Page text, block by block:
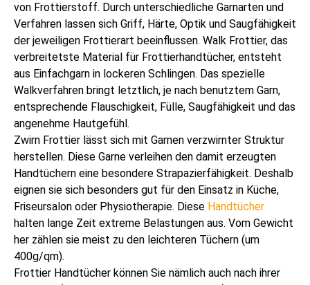
von Frottierstoff. Durch unterschiedliche Garnarten und
Verfahren lassen sich Griff, Härte, Optik und Saugfähigkeit
der jeweiligen Frottierart beeinflussen. Walk Frottier, das
verbreitetste Material für Frottierhandtücher, entsteht
aus Einfachgarn in lockeren Schlingen. Das spezielle
Walkverfahren bringt letztlich, je nach benutztem Garn,
entsprechende Flauschigkeit, Fülle, Saugfähigkeit und das
angenehme Hautgefühl.
Zwirn Frottier lässt sich mit Garnen verzwirnter Struktur
herstellen. Diese Garne verleihen den damit erzeugten
Handtüchern eine besondere Strapazierfähigkeit. Deshalb
eignen sie sich besonders gut für den Einsatz in Küche,
Friseursalon oder Physiotherapie. Diese Handtücher
halten lange Zeit extreme Belastungen aus. Vom Gewicht
her zählen sie meist zu den leichteren Tüchern (um
400g/qm).
Frottier Handtücher können Sie nämlich auch nach ihrer